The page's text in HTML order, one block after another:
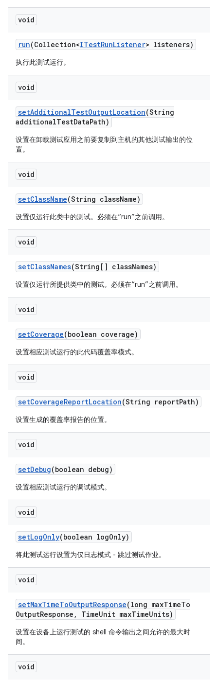
void
run(Collection<ITestRunListener> listeners)
执行此测试运行。
void
setAdditionalTestOutputLocation(String
additionalTestDataPath)
设置在卸载测试应用之前要复制到主机的其他测试输出的位
置。
void
setClassName(String className)
设置仅运行此类中的测试。必须在“run”之前调用。
void
setClassNames(String[] classNames)
设置仅运行所提供类中的测试。必须在“run”之前调用。
void
setCoverage(boolean coverage)
设置相应测试运行的此代码覆盖率模式。
void
setCoverageReportLocation(String reportPath)
设置生成的覆盖率报告的位置。
void
setDebug(boolean debug)
设置相应测试运行的调试模式。
void
setLogOnly(boolean logOnly)
将此测试运行设置为仅日志模式 - 跳过测试作业。
void
setMaxTimeToOutputResponse(long maxTimeTo
OutputResponse , TimeUnit maxTimeUnits)
设置在设备上运行测试的 shell 命令输出之间允许的最大时
间。
void